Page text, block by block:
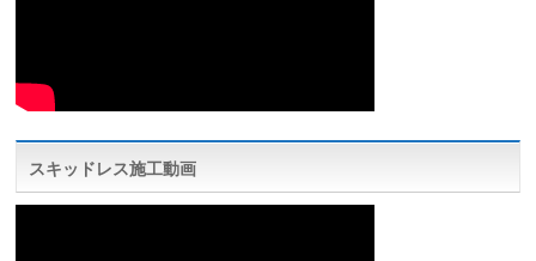
スキッドレス施工動画